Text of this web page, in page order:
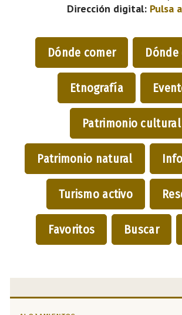
Dirección digital: Pulsa
Dónde comer
Etnografía
Patrimonio cultural
Patrimonio natural
Turismo activo
Favoritos Buscar